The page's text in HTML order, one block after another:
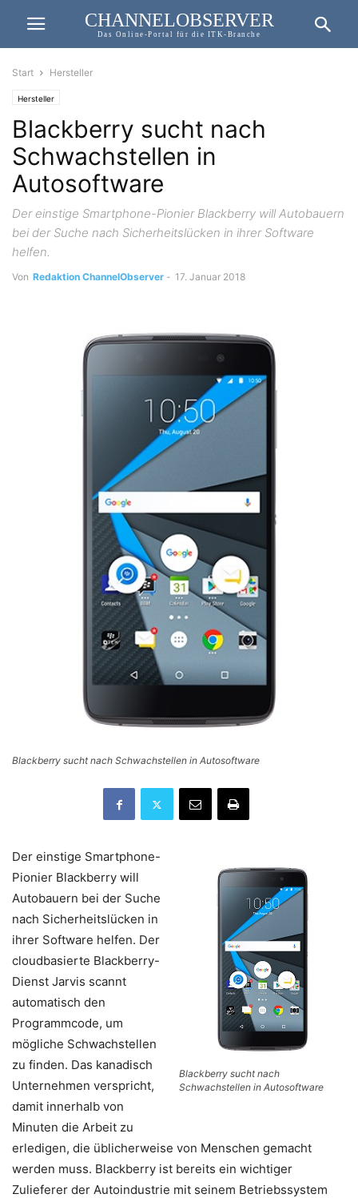
CHANNELOBSERVER
Das Online-Portal für die ITK-Branche
Start Hersteller
Hersteller
Blackberry sucht nach
Schwachstellen in
Autosoftware
Der einstige Smartphone-Pionier Blackberry will Autobauern
bei der Suche nach Sicherheitslücken in ihrer Software
helfen.
Von Redaktion ChannelObserver - 17. Januar 2018
Blackberry sucht nach Schwachstellen in Autosoftware
Blackberry sucht nach
Schwachstellen in Autosoftware
Der einstige Smartphone-
Pionier Blackberry will
Autobauern bei der Suche
nach Sicherheitslücken in
ihrer Software helfen. Der
cloudbasierte Blackberry-
Dienst Jarvis scannt
automatisch den
Programmcode, um
mögliche Schwachstellen
zu finden. Das kanadisch
Unternehmen verspricht,
damit innerhalb von
Minuten die Arbeit zu
erledigen, die üblicherweise von Menschen gemacht
werden muss. Blackberry ist bereits ein wichtiger
Zulieferer der Autoindustrie mit seinem Betriebssystem